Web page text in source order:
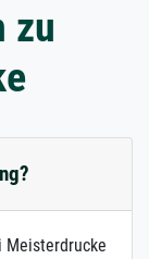
zu
Meisterdrucke